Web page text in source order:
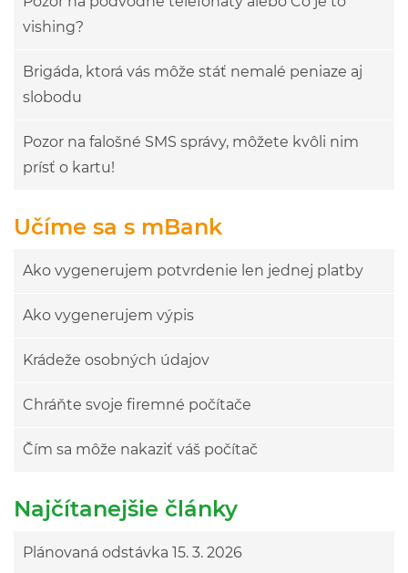
vishing?
Brigáda, ktorá vás môže stáť nemalé peniaze aj
slobodu
Pozor na falošné SMS správy, môžete kvôli nim
prísť o kartu!
Učíme sa s mBank
Ako vygenerujem potvrdenie len jednej platby
Ako vygenerujem výpis
Krádeže osobných údajov
Chráňte svoje firemné počítače
Čím sa môže nakaziť váš počítač
Najčítanejšie články
Plánovaná odstávka 15. 3. 2026